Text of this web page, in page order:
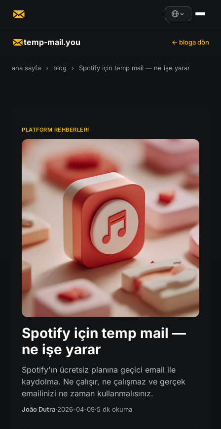
temp-mail.you ← bloga dön
ana sayfa › blog › Spotify için temp mail — ne işe yarar
PLATFORM REHBERLERI
Spotify için temp mail —
ne işe yarar
Spotify'ın ücretsiz planına geçici email ile
kaydolma. Ne çalışır, ne çalışmaz ve gerçek
emailinizi ne zaman kullanmalısınız.
João Dutra·2026-04-09·5 dk okuma